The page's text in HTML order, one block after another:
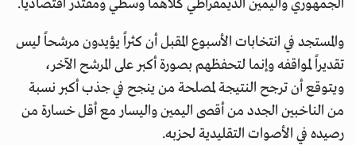
الجمهوري واليمين الديمقراطي كلاهما وسطي ومقتدر اقتصادياً.
والمستجد في انتخابات الأسبوع المقبل أن كثراً يؤيدون مرشحاً ليس
تقديراً لمواقفه وإنما لتحفظهم بصورة أكبر على المرشح الآخر،
ويتوقع أن ترجح النتيجة لمصلحة من ينجح في جذب أكبر نسبة
من الناخبين الجدد من أقصى اليمين واليسار مع أقل خسارة من
رصيده في الأصوات التقليدية لحزبه.